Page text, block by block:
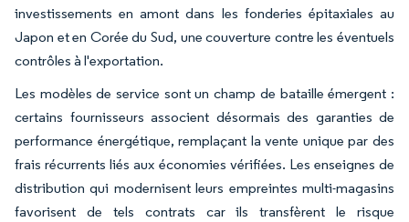
investissements en amont dans les fonderies épitaxiales au
Japon et en Corée du Sud, une couverture contre les éventuels
contrôles à l'exportation.
Les modèles de service sont un champ de bataille émergent :
certains fournisseurs associent désormais des garanties de
performance énergétique, remplaçant la vente unique par des
frais récurrents liés aux économies vérifiées. Les enseignes de
distribution qui modernisent leurs empreintes multi-magasins
favorisent de tels contrats car ils transfèrent le risque